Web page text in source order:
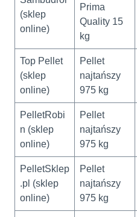
(sklep
online)
Prima
Quality 15
kg
Top Pellet
(sklep
online)
Pellet
najtańszy
975 kg
PelletRobi
n (sklep
online)
Pellet
najtańszy
975 kg
PelletSklep
.pl (sklep
online)
Pellet
najtańszy
975 kg